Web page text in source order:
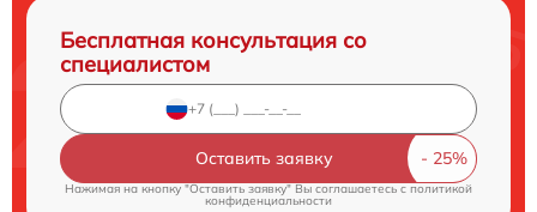
Бесплатная консультация со
специалистом
Оставить заявку
Нажимая на кнопку "Оставить заявку" Вы соглашаетесь cполитикой
конфиденциальности